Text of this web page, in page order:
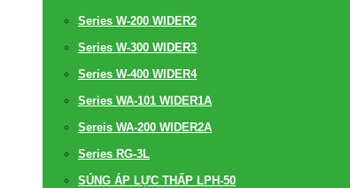
Series W-200 WIDER2
Series W-300 WIDER3
Series W-400 WIDER4
Series WA-101 WIDER1A
Sereis WA-200 WIDER2A
Series RG-3L
SÚNG ÁP LỰC THẤP LPH-50